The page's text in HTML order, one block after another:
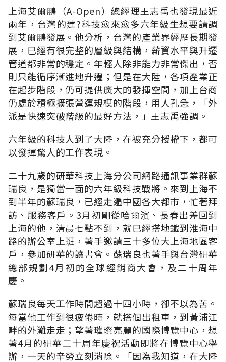
上海艾爾鵬（A-Open）總經理王志禹也發現最近
兩年，台灣的建?科技愈來愈多六年級生想要請調
到艾爾鵬發展。他分析，台灣的產業界經歷長期發
展，已經有很完整的層級與結構，薪資水平與升遷
管道都非常的穩定。年輕人除非能力非常傑出，否
則只能循序漸進地升遷；但是在大陸，各項產業正
在起步階段，仍可提供廣大的發揮空間，加上台商
仍處於積極擴張營運規模的階段，用人孔急，「外
派是快速突破階級的最好方法，」王志禹強調。
六年級的科技人到了大陸，在被充分授權下，都可
以發揮驚人的工作表現。
二十九歲的研華科技上海分公司網路通訊事業群蘇
瑞良，是獨當一面的六年級科技戰將。來到上海不
到半年的蘇瑞良，已經走遍中國各大都市，忙著拜
訪、服務客戶。3月初剛從哈爾濱、長春出差回到
上海的他，清晨七點不到，就已經搭地鐵到淮海中
路的辦公室上班，著手邀請三十多位大上海地區客
戶，參加研華的讀書會。蘇瑞良也著手與台灣研華
總部規劃4月初的全球經銷商大會，及二十周年
慶。
蘇瑞良每天工作時間超過十四小時，卻不以為苦。
每當他工作到很疲倦時，就搭個出租車，到黃浦江
畔的外灘走走；望著璀璨亮麗的國際博覽中心，想
著4月的研華二十周年慶祝活動即將在博覽中心舉
辦，一天的辛勞立刻消除。「因為我知道，在大陸